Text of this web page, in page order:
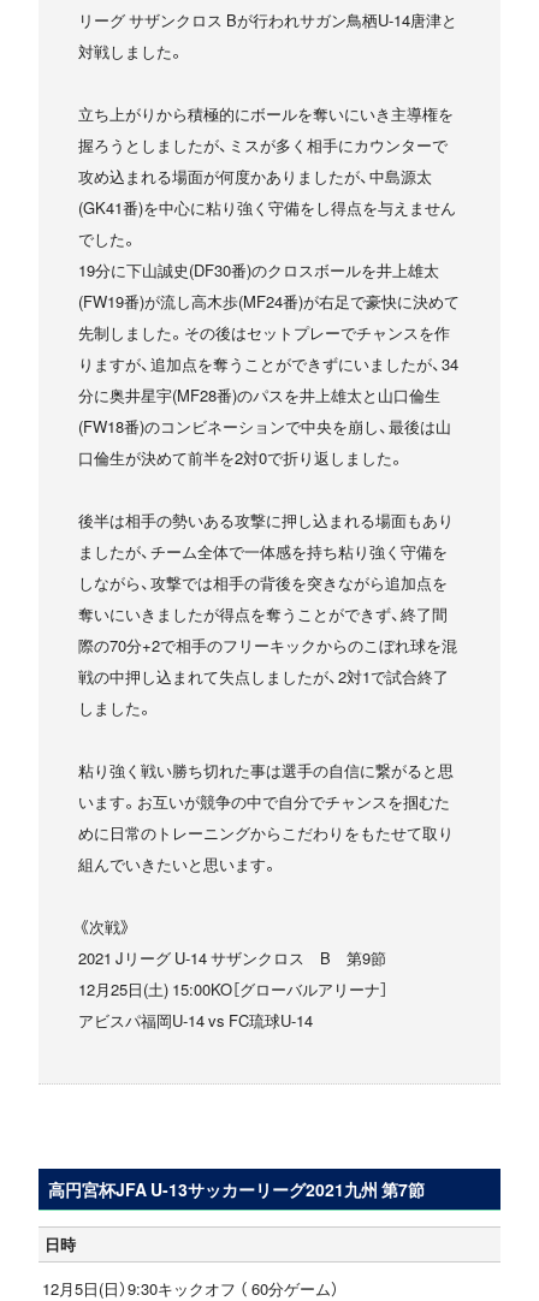
リーグ サザンクロス Bが行われサガン鳥栖U-14唐津と
対戦しました。
立ち上がりから積極的にボールを奪いにいき主導権を
握ろうとしましたが、ミスが多く相手にカウンターで
攻め込まれる場面が何度かありましたが、中島源太
(GK41番)を中心に粘り強く守備をし得点を与えません
でした。
19分に下山誠史(DF30番)のクロスボールを井上雄太
(FW19番)が流し高木歩(MF24番)が右足で豪快に決めて
先制しました。その後はセットプレーでチャンスを作
りますが、追加点を奪うことができずにいましたが、34
分に奥井星宇(MF28番)のパスを井上雄太と山口倫生
(FW18番)のコンビネーションで中央を崩し、最後は山
口倫生が決めて前半を2対0で折り返しました。
後半は相手の勢いある攻撃に押し込まれる場面もあり
ましたが、チーム全体で一体感を持ち粘り強く守備を
しながら、攻撃では相手の背後を突きながら追加点を
奪いにいきましたが得点を奪うことができず、終了間
際の70分+2で相手のフリーキックからのこぼれ球を混
戦の中押し込まれて失点しましたが、2対1で試合終了
しました。
粘り強く戦い勝ち切れた事は選手の自信に繋がると思
います。お互いが競争の中で自分でチャンスを掴むた
めに日常のトレーニングからこだわりをもたせて取り
組んでいきたいと思います。
《次戦》
2021 Jリーグ U-14 サザンクロス B 第9節
12月25日(土) 15:00KO［グローバルアリーナ］
アビスパ福岡U-14 vs FC琉球U-14
高円宮杯JFA U-13サッカーリーグ2021九州 第7節
日時
12月5日(日）9:30キックオフ （ 60分ゲーム）